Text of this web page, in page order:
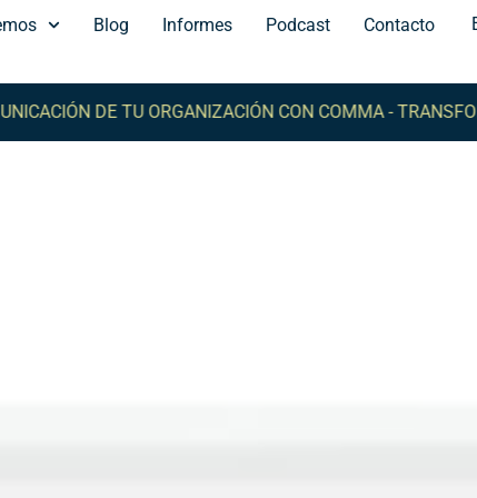
Blog Informes Podcast Contacto
DE TU ORGANIZACIÓN CON COMMA -TRANSFORMA